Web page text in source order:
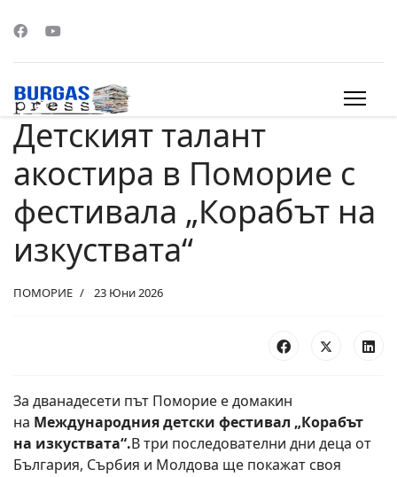
Детският талант
акостира в Поморие с
фестивала „Корабът на
изкуствата“
ПОМОРИЕ 23 Юни 2026
За дванадесети път Поморие е домакин
на Международния детски фестивал „Корабът
на изкуствата“.В три последователни дни деца от
България, Сърбия и Молдова ще покажат своя